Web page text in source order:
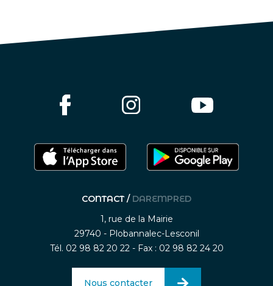
CONTACT / DAREMPRED
1, rue de la Mairie
29740 - Plobannalec-Lesconil
Tél. 02 98 82 20 22 - Fax : 02 98 82 24 20
Nous contacter